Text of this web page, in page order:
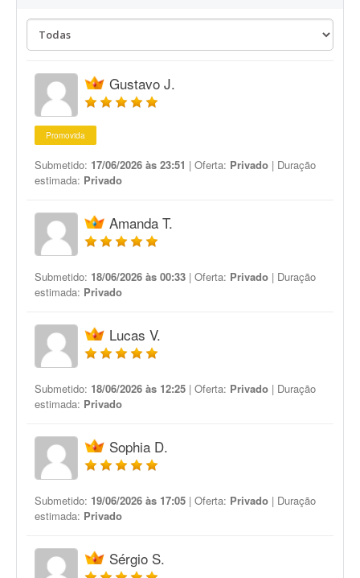
Gustavo J.
Promovida
Submetido: 17/06/2026 às 23:51 | Oferta: Privado | Duração
estimada: Privado
Amanda T.
Submetido: 18/06/2026 às 00:33 | Oferta: Privado | Duração
estimada: Privado
Lucas V.
Submetido: 18/06/2026 às 12:25 | Oferta: Privado | Duração
estimada: Privado
Sophia D.
Submetido: 19/06/2026 às 17:05 | Oferta: Privado | Duração
estimada: Privado
Sérgio S.